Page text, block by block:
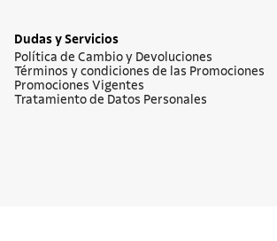
Dudas y Servicios
Política de Cambio y Devoluciones
Términos y condiciones de las Promociones
Promociones Vigentes
Tratamiento de Datos Personales